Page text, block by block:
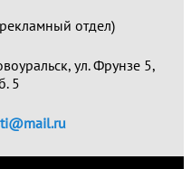
отдел)
ул. Фрунзе 5,
5